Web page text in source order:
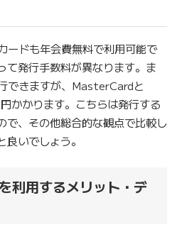
ードも年会費無料で利用可能で
て発行手数料が異なります。ま
できますが、MasterCardと
かかります。こちらは発行する
で、その他総合的な観点で比較し
いでしょう。
利用するメリット・デ